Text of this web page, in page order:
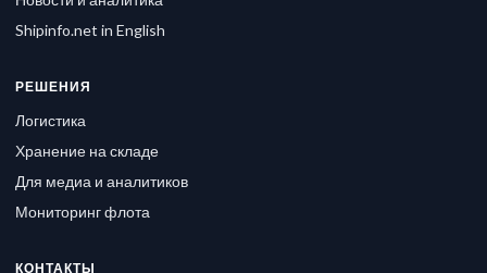
Shipinfo.net in English
РЕШЕНИЯ
Логистика
Хранение на складе
Для медиа и аналитиков
Мониторинг флота
КОНТАКТЫ